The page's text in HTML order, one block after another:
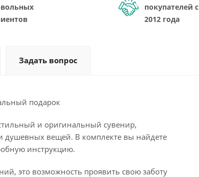
покупателей с
2012 года
Задать вопрос
подарок
и оригинальный сувенир,
душевных вещей. В комплекте вы найдете
инструкцию.
это возможность проявить свою заботу